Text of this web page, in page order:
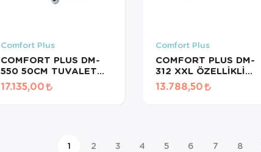
Comfort Plus
COMFORT PLUS DM-
550 50CM TUVALET
WC ÖZELLİKLİ
TEKERLEKLİ
17.135,00
Comfort Plus
COMFORT PLUS DM-
312 XXL ÖZELLİKLİ
TEKERLEKLİ
SANDALYE 60CM
13.788,50
1 2 3 4 5 6 7 8